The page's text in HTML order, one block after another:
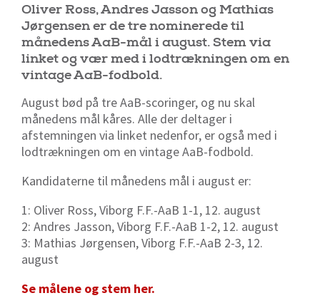
Oliver Ross, Andres Jasson og Mathias
Jørgensen er de tre nominerede til
månedens AaB-mål i august. Stem via
linket og vær med i lodtrækningen om en
vintage AaB-fodbold.
August bød på tre AaB-scoringer, og nu skal
månedens mål kåres. Alle der deltager i
afstemningen via linket nedenfor, er også med i
lodtrækningen om en vintage AaB-fodbold.
Kandidaterne til månedens mål i august er:
1: Oliver Ross, Viborg F.F.-AaB 1-1, 12. august
2: Andres Jasson, Viborg F.F.-AaB 1-2, 12. august
3: Mathias Jørgensen, Viborg F.F.-AaB 2-3, 12.
august
Se målene og stem her.